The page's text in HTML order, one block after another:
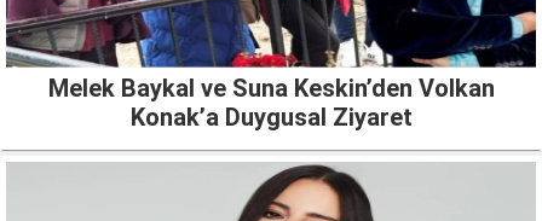
Melek Baykal ve Suna Keskin’den Volkan
Konak’a Duygusal Ziyaret